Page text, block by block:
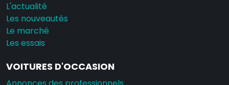
L'actualité
Les nouveautés
Le marché
Les essais
VOITURES D'OCCASION